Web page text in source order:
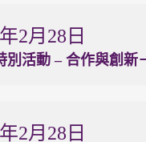
2月28日
別活動 – 合作與創新
2月28日